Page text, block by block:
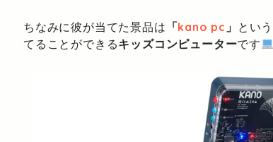
ちなみに彼が当てた景品は 「kano pc 」 とい
てることができるキッズコンピューターです